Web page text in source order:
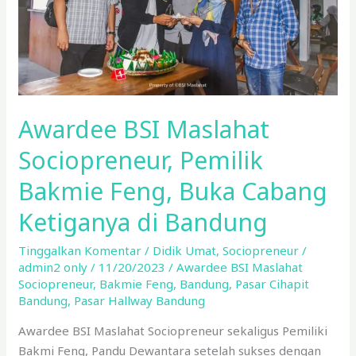
Awardee BSI Maslahat
Sociopreneur, Pemilik
Bakmie Feng, Buka Cabang
Ketiganya di Bandung
Tinggalkan Komentar / Didik Umat,Sociopreneur /
admin2 only/ 11/20/2023/Awardee BSI Maslahat
Sociopreneur, Bakmie Feng, Bandung, Pasar Cihapit
Bandung, Pasar Hallway Bandung
Awardee BSI Maslahat Sociopreneur sekaligus Pemiliki
Bakmi Feng, Pandu Dewantara setelah sukses dengan
Feng,
Buka
Cabang
Ketiganya
di